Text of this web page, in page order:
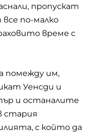
пропускат
по-малко
време с
помежду им,
Уенсди и
и останалите
стария
с който да